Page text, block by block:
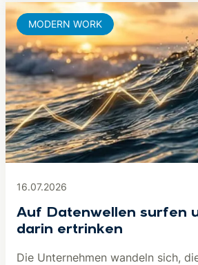
16.07.2026
Auf Datenwellen surfen
darin ertrinken
Die Unternehmen wandeln sich,
MODERN WORK